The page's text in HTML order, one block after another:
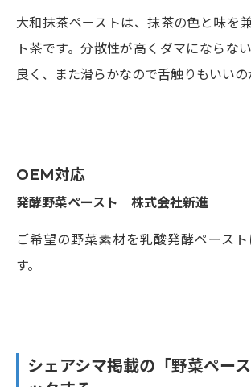
大和抹茶ペーストは、抹茶の色と味を
ト茶です。分散性が高くダマにならな
良く、また滑らかなので舌触りもいいの
OEM対応
発酵野菜ペースト｜株式会社新進
ご希望の野菜素材を乳酸発酵ペース
す。
シェアシマ掲載の「野菜ペー